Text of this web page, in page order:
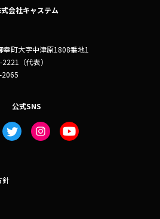
会社キャステム
幸町大字中津原1808番地1
（代表）
2065
公式SNS
針